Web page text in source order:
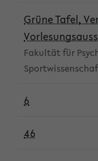
Grüne Tafel,
Fakultät für
6
46